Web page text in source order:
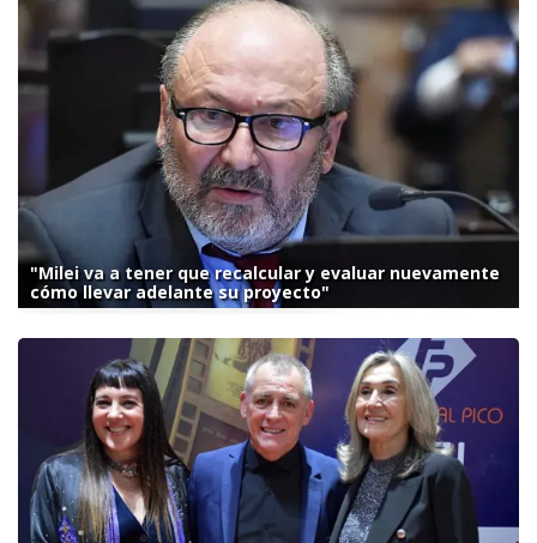
"Milei va a tener que recalcular y evaluar nuevamente
cómo llevar adelante su proyecto"